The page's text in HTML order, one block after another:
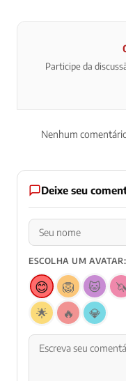
Participe da
Nenhum
Deixe seu
ESCOLHA UM AVATAR:
😊 🦁 🐱 🦄
🌟
🔥 💎